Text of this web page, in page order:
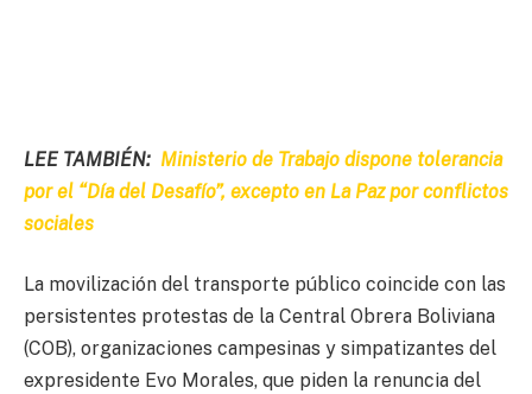
LEE TAMBIÉN: Ministerio de Trabajo dispone tolerancia
por el “Día del Desafío”, excepto en La Paz por conflictos
sociales
La movilización del transporte público coincide con las
persistentes protestas de la Central Obrera Boliviana
(COB), organizaciones campesinas y simpatizantes del
expresidente Evo Morales, que piden la renuncia del